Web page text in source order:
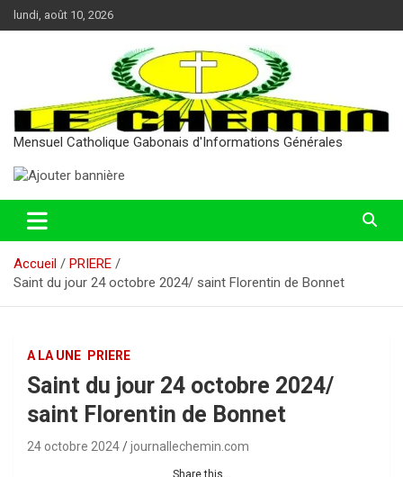
Aller
au
lundi, août 10, 2026
Mensuel Catholique Gabonais d'Informations Générales
Accueil
PRIERE
Saint du jour 24 octobre 2024/ saint Florentin de Bonnet
A LA UNE PRIERE
Saint du jour 24 octobre 2024/
saint Florentin de Bonnet
24 octobre 2024 journallechemin.com